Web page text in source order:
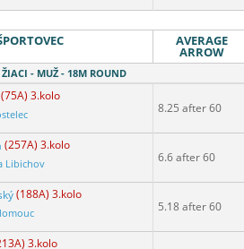
AVERAGE
ARROW
- MUŽ - 18M ROUND
(75A) 3.kolo
8.25 after 60
(257A) 3.kolo
Libichov 6.6 after 60
(188A) 3.kolo
5.18 after 60
3.kolo